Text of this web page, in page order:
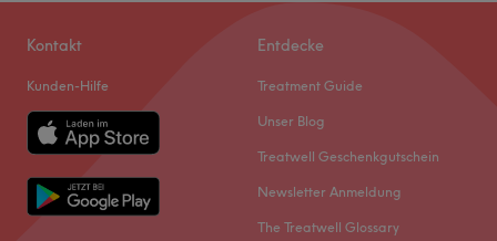
Kontakt
Kunden-Hilfe
Entdecke
Treatment Guide
Unser Blog
Treatwell Geschenkgutschein
Newsletter Anmeldung
The Treatwell Glossary